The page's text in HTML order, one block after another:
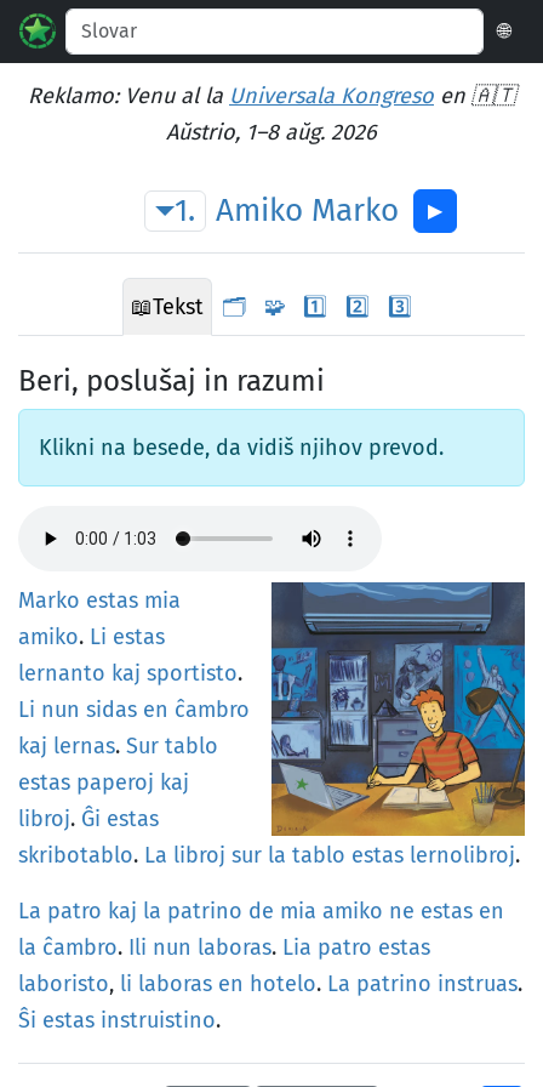
🌐
Reklamo: Venu al la Universala Kongreso en 🇦🇹
Aŭstrio, 1–8 aŭg. 2026
1. Amiko Marko ▶︎
📖Tekst 🗂️ 🧩 1️⃣ 2️⃣ 3️⃣
Beri, poslušaj in razumi
Klikni na besede, da vidiš njihov prevod.
Marko estas mia
amiko. Li estas
lernanto kaj sportisto.
Li nun sidas en ĉambro
kaj lernas. Sur tablo
estas paperoj kaj
libroj. Ĝi estas
skribotablo. La libroj sur la tablo estas lernolibroj.
La patro kaj la patrino de mia amiko ne estas en
la ĉambro. Ili nun laboras. Lia patro estas
laboristo, li laboras en hotelo. La patrino instruas.
Ŝi estas instruistino.